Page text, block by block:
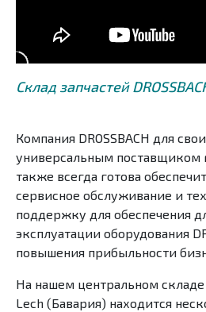
Склад запчастей
Компания DROSSBACH для
универсальным поставщиком
также всегда готова
сервисное обслуживание и
поддержку для обеспечения
эксплуатации оборудования
повышения прибыльности
На нашем центральном
Lech (Бавария) находится